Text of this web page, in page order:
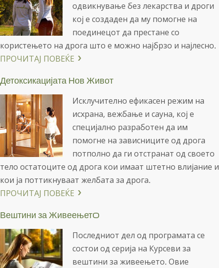
одвикнување без лекарства и дроги
кој е создаден да му помогне на
поединецот да престане со
користењето на дрога што е можно најбрзо и најлесно.
ПРОЧИТАЈ ПОВЕЌЕ
Детоксикацијата Нов Живот
Исклучително ефикасен режим на
исхрана, вежбање и сауна, кој е
специјално разработен да им
помогне на зависниците од дрога
потполно да ги отстранат од своето
тело остатоците од дрога кои имаат штетно влијание и
кои ја поттикнуваат желбата за дрога.
ПРОЧИТАЈ ПОВЕЌЕ
Вештини за Живеењетo
Последниот дел од програмата се
состои од серија на Курсеви за
вештини за живеењето. Овие